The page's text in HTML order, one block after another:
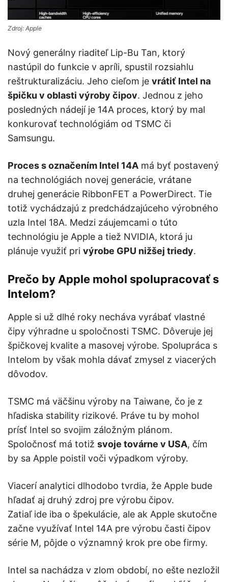
Zdroj: Apple
Nový generálny riaditeľ Lip-Bu Tan, ktorý
nastúpil do funkcie v apríli, spustil rozsiahlu
reštrukturalizáciu. Jeho cieľom je vrátiť Intel na
špičku v oblasti výroby čipov. Jednou z jeho
posledných nádejí je 14A proces, ktorý by mal
konkurovať technológiám od TSMC či
Samsungu.
Proces s označením Intel 14A má byť postavený
na technológiách novej generácie, vrátane
druhej generácie RibbonFET a PowerDirect. Tie
totiž vychádzajú z predchádzajúceho výrobného
uzla Intel 18A. Medzi záujemcami o túto
technológiu je Apple a tiež NVIDIA, ktorá ju
plánuje využiť pri výrobe GPU nižšej triedy.
Prečo by Apple mohol spolupracovať s
Intelom?
Apple si už dlhé roky necháva vyrábať vlastné
čipy výhradne u spoločnosti TSMC. Dôveruje jej
špičkovej kvalite a masovej výrobe. Spolupráca s
Intelom by však mohla dávať zmysel z viacerých
dôvodov.
TSMC má väčšinu výroby na Taiwane, čo je z
hľadiska stability rizikové. Práve tu by mohol
prísť Intel so svojim záložným plánom.
Spoločnosť má totiž svoje továrne v USA, čím
by sa Apple poistil voči výpadkom výroby.
Viacerí analytici dlhodobo tvrdia, že Apple bude
hľadať aj druhý zdroj pre výrobu čipov.
Zatiaľ ide iba o špekulácie, ale ak Apple skutočne
začne využívať Intel 14A pre výrobu časti čipov
série M, pôjde o významný krok pre obe firmy.
Intel sa nachádza v zlom období, no ešte nezložil